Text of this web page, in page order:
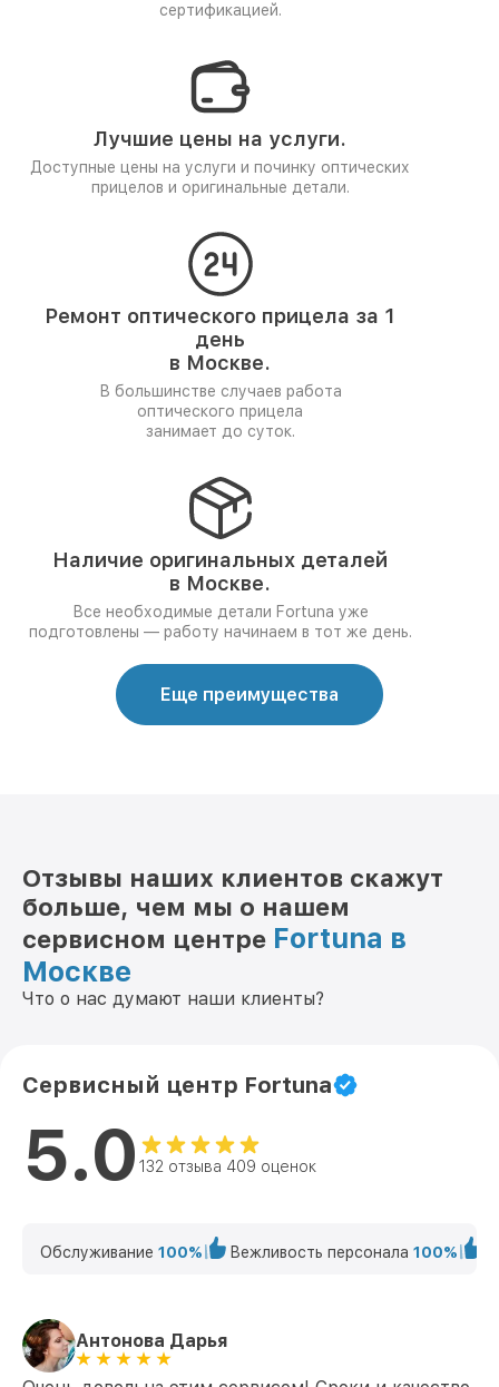
сертификацией.
Лучшие цены на услуги.
Доступные цены на услуги и починку оптических
прицелов и оригинальные детали.
Ремонт оптического прицела за 1
день
в Москве.
В большинстве случаев работа
оптического прицела
занимает до суток.
Наличие оригинальных деталей
в Москве.
Все необходимые детали Fortuna уже
подготовлены — работу начинаем в тот же день.
Еще преимущества
Отзывы наших клиентов скажут
больше, чем мы о нашем
сервисном центре Fortuna в
Москве
Что о нас думают наши клиенты?
Сервисный центр Fortuna
5.0 132 отзыва 409 оценок
Обслуживание 100% Вежливость персонала 100%
Антонова Дарья